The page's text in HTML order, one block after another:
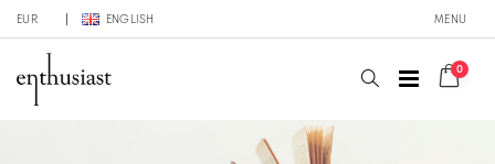
EUR ENGLISH MENU
0